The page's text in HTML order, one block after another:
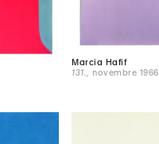
Marcia Hafif
131.
, novembre 1966